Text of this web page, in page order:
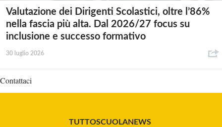
Valutazione dei Dirigenti Scolastici, oltre l’86%
nella fascia più alta. Dal 2026/27 focus su
inclusione e successo formativo
30 luglio 2026
Contattaci
TUTTOSCUOLANEWS